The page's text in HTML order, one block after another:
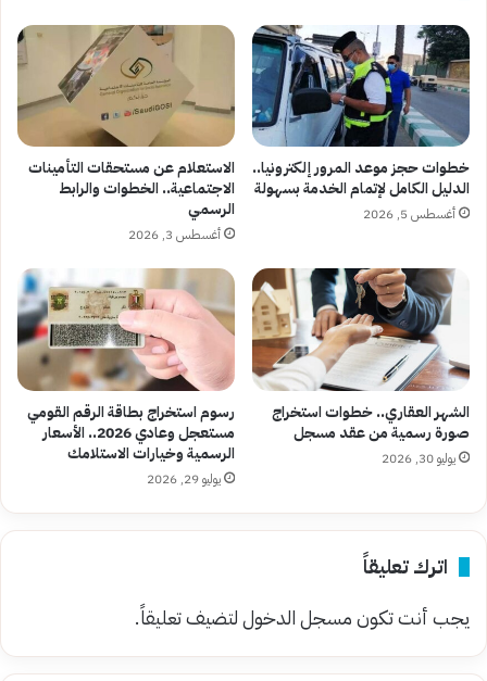
خطوات حجز موعد المرور إلكترونيا..
الدليل الكامل لإتمام الخدمة بسهولة
أغسطس 5, 2026
الاستعلام عن مستحقات التأمينات
الاجتماعية.. الخطوات والرابط
الرسمي
أغسطس 3, 2026
الشهر العقاري.. خطوات استخراج
صورة رسمية من عقد مسجل
يوليو 30, 2026
رسوم استخراج بطاقة الرقم القومي
مستعجل وعادي 2026.. الأسعار
الرسمية وخيارات الاستلامك
يوليو 29, 2026
اترك تعليقاً
يجب أنت تكونمسجل الدخوللتضيف تعليقاً.